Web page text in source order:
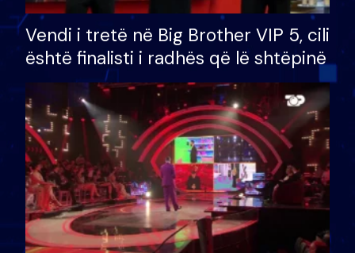
Vendi i tretë në Big Brother VIP 5, cili
është finalisti i radhës që lë shtëpinë